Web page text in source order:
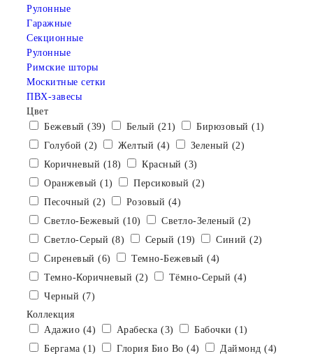
Рулонные
Гаражные
Cекционные
Рулонные
Римские шторы
Москитные сетки
ПВХ-завесы
Цвет
Бежевый (39)
Белый (21)
Бирюзовый (1)
Голубой (2)
Желтый (4)
Зеленый (2)
Коричневый (18)
Красный (3)
Оранжевый (1)
Персиковый (2)
Песочный (2)
Розовый (4)
Светло-Бежевый (10)
Светло-Зеленый (2)
Светло-Серый (8)
Серый (19)
Синий (2)
Сиреневый (6)
Темно-Бежевый (4)
Темно-Коричневый (2)
Тёмно-Серый (4)
Черный (7)
Коллекция
Адажио (4)
Арабеска (3)
Бабочки (1)
Бергама (1)
Глория Био Во (4)
Даймонд (4)